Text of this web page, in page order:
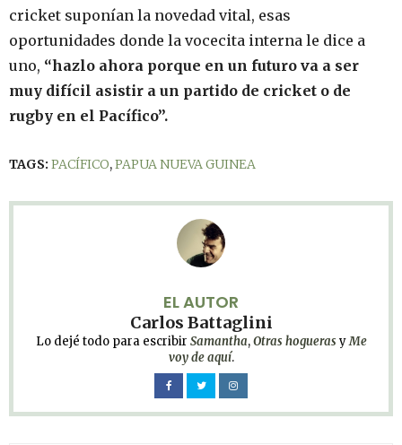
cricket suponían la novedad vital, esas
oportunidades donde la vocecita interna le dice a
uno, “hazlo ahora porque en un futuro va a ser
muy difícil asistir a un partido de cricket o de
rugby en el Pacífico”.
TAGS: PACÍFICO,PAPUA NUEVA GUINEA
EL AUTOR
Carlos Battaglini
Lo dejé todo para escribir Samantha,Otras hogueras yMe
voy de aquí.